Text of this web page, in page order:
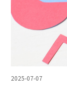
2025-07-07